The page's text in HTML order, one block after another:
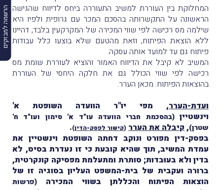
הרשמה למבזקים המחלוקת בין העוררת למשיב התעוררה ביחס לדיווח שהגישה
הראשונה על התקשרותה בהסכם המכר עם גרופית ולפיו היא
שילמה מס רכישה לפי שווי המכירה של המקרקעין בלבד, דהיינו
ללא הוצאת הפיתוח, וזאת מהטעם שלא בוצעו כלל עבודות
פיתוח גם עד למועד אותה עסקה.
המשיב לא קיבל את הדיווח האמור והוציא לעוררת שומת מס
רכישה לפי שווי הכולל גם את חלקהּ היחסי של העוררת
בהוצאות הפיתוח. מכאן הערר.
ועדת-הערר, מפי יו"ר הוועדה השופטת א'
וינשטיין(בהסכמת חברי הוועדה עו"ד א' סימון ועו"ד ח'
שטרן),קיבלה את הערר (קישור לפסק-הדין)
.
בפסק-דין מפורט ונוקב דחתה השופטת וינשטיין את
עמדת המשיב, תוך שהיא קובעת כי זו נעדרת בסיס, לא
בדין ולא בעוּבדות; סותרת ומתעלמת מפסיקה קונקרטית,
ברורה ועקבית של בית-המשפט העליון בסוגיה זו של
הוצאות הפיתוח והכללתן בשווי המכירה (פרשות